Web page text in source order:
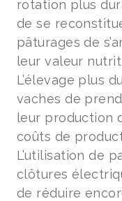
rotation plus
de se
pâturages de
leur valeur
L’élevage plus
vaches de
leur production
coûts de
L’utilisation de
clôtures
de réduire